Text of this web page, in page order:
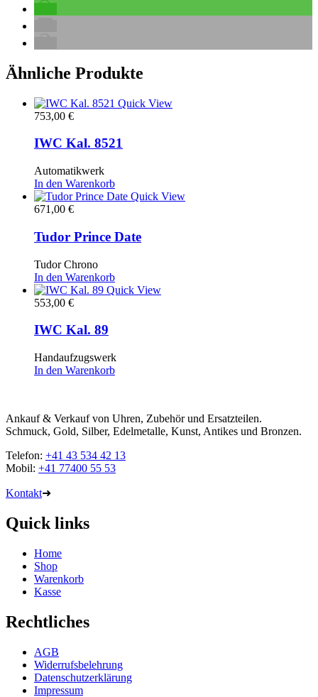
Ähnliche Produkte
Quick View
753,00 €
IWC Kal. 8521
Automatikwerk
In den Warenkorb
Quick View
671,00 €
Tudor Prince Date
Tudor Chrono
In den Warenkorb
Quick View
553,00 €
IWC Kal. 89
Handaufzugswerk
In den Warenkorb
Ankauf & Verkauf von Uhren, Zubehör und Ersatzteilen.
Schmuck, Gold, Silber, Edelmetalle, Kunst, Antikes und Bronzen.
Telefon: +41 43 534 42 13
Mobil: +41 77400 55 53
Kontakt➜
Quick links
Home
Shop
Warenkorb
Kasse
Rechtliches
AGB
Widerrufsbelehrung
Datenschutzerklärung
Impressum